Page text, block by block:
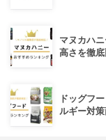
マヌカハ
高さを徹
ドッグフ
ルギー対